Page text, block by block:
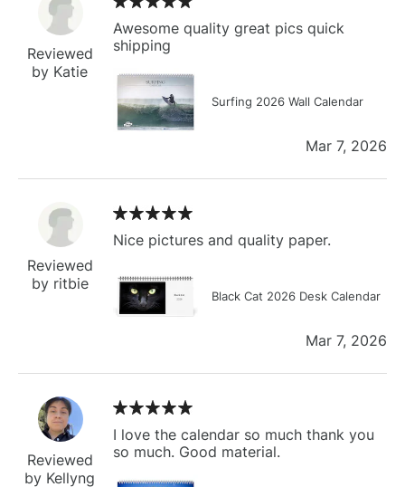
Reviewed
by Katie
Awesome quality great pics quick
shipping
Surfing 2026 Wall Calendar
Mar 7, 2026
Reviewed
by ritbie
Nice pictures and quality paper.
Black Cat 2026 Desk Calendar
Mar 7, 2026
Reviewed
by Kellyng
I love the calendar so much thank you
so much. Good material.